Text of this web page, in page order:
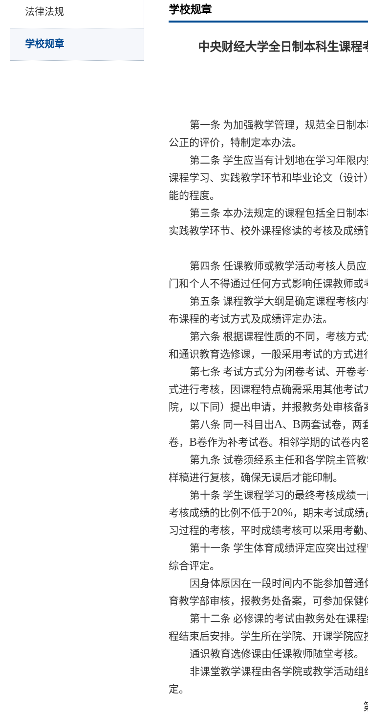
法律法规
学校规章
学校规章
中央财经大学全日制本科生课程
第一条 为加强教学管理，规范全日制
公正的评价，特制定本办法。
第二条 学生应当有计划地在学习年限
课程学习、实践教学环节和毕业论文（设
能的程度。
第三条 本办法规定的课程包括全日制
实践教学环节、校外课程修读的考核及成
第四条 任课教师或教学活动考核人员
门和个人不得通过任何方式影响任课教师或
第五条 课程教学大纲是确定课程考核
布课程的考试方式及成绩评定办法。
第六条 根据课程性质的不同，考核方
和通识教育选修课，一般采用考试的方式进
第七条 考试方式分为闭卷考试、开卷
式进行考核，因课程特点确需采用其他考
院，以下同）提出申请，并报教务处审核备
第八条 同一科目出A、 B两套试卷，两
卷， B卷作为补考试卷。相邻学期的试卷内
第九条 试卷须经系主任和各学院主管
样稿进行复核，确保无误后才能印制。
第十条 学生课程学习的最终考核成绩
考核成绩的比例不低于20%，期末考试成
习过程的考核，平时成绩考核可以采用考勤
第十一条 学生体育成绩评定应突出过
综合评定。
因身体原因在一段时间内不能参加普
育教学部审核，报教务处备案，可参加保健
第十二条 必修课的考试由教务处在课
程结束后安排。学生所在学院、开课学院应
通识教育选修课由任课教师随堂考核。
非课堂教学课程由各学院或教学活动
定。